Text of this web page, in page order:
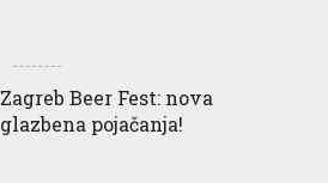
Zagreb Beer Fest: nova
glazbena pojačanja!